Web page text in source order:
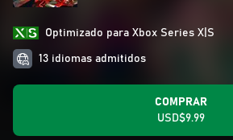
Optimizado para Xbox Series X|S
13 idiomas admitidos
COMPRAR
USD$9.99